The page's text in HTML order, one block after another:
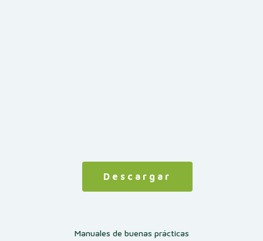
Descargar
Manuales de buenas prácticas